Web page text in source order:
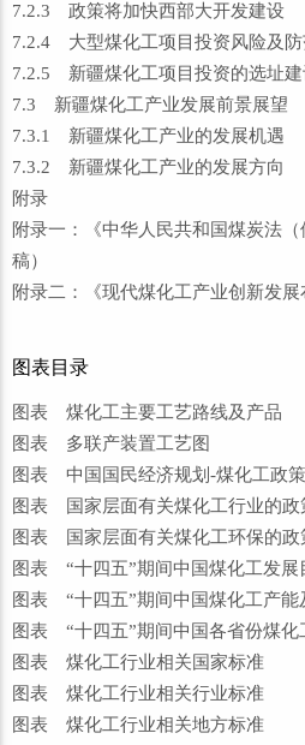
7.2.3 政策将加快西部大开发建设
7.2.4 大型煤化工项目投资风险及
7.2.5 新疆煤化工项目投资的选址建
7.3 新疆煤化工产业发展前景展望
7.3.1 新疆煤化工产业的发展机遇
7.3.2 新疆煤化工产业的发展方向
附录
附录一：《中华人民共和国煤炭法
稿）
附录二：《现代煤化工产业创新发展
图表目录
图表 煤化工主要工艺路线及产品
图表 多联产装置工艺图
图表 中国国民经济规划-煤化工政
图表 国家层面有关煤化工行业的政
图表 国家层面有关煤化工环保的政
图表 “十四五”期间中国煤化工发展
图表 “十四五”期间中国煤化工产能
图表 “十四五”期间中国各省份煤化
图表 煤化工行业相关国家标准
图表 煤化工行业相关行业标准
图表 煤化工行业相关地方标准